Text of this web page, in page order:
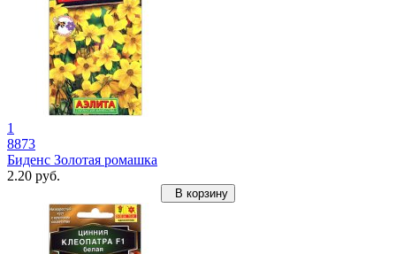
1
8873
Биденс Золотая ромашка
2.20 руб.
В корзину